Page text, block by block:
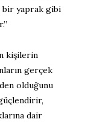
bir yaprak gibi
kişilerin
gerçek
olduğunu
dair